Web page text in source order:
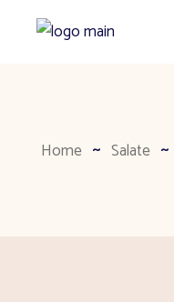
Home Salate